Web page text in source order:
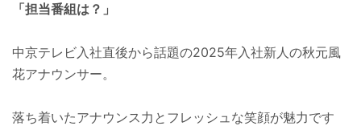
「担当番組は？」
中京テレビ入社直後から話題の2025年入社新人の秋元風
花アナウンサー。
落ち着いたアナウンス力とフレッシュな笑顔が魅力です